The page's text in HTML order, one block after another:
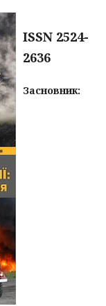
ISSN 2524-
2636
Засновник: